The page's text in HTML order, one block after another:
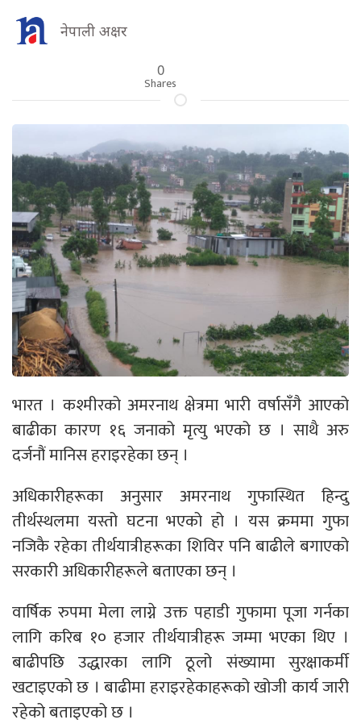
नेपाली अक्षर
0
Shares
भारत । कश्मीरको अमरनाथ क्षेत्रमा भारी वर्षासँगै आएको
बाढीका कारण १६ जनाको मृत्यु भएको छ । साथै अरु
दर्जनौं मानिस हराइरहेका छन् ।
अधिकारीहरूका अनुसार अमरनाथ गुफास्थित हिन्दु
तीर्थस्थलमा यस्तो घटना भएको हो । यस क्रममा गुफा
नजिकै रहेका तीर्थयात्रीहरूका शिविर पनि बाढीले बगाएको
सरकारी अधिकारीहरूले बताएका छन् ।
वार्षिक रुपमा मेला लाग्ने उक्त पहाडी गुफामा पूजा गर्नका
लागि करिब १० हजार तीर्थयात्रीहरू जम्मा भएका थिए ।
बाढीपछि उद्धारका लागि ठूलो संख्यामा सुरक्षाकर्मी
खटाइएको छ । बाढीमा हराइरहेकाहरूको खोजी कार्य जारी
रहेको बताइएको छ ।